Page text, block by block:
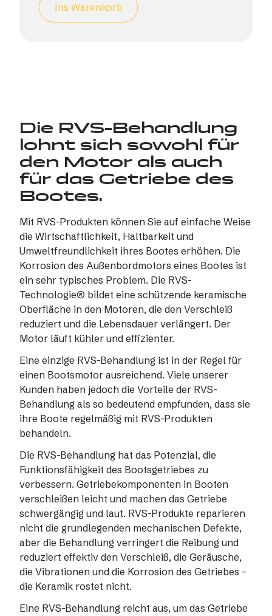
Ins Warenkorb
Die RVS-Behandlung
lohnt sich sowohl für
den Motor als auch
für das Getriebe des
Bootes.
Mit RVS-Produkten können Sie auf einfache Weise
die Wirtschaftlichkeit, Haltbarkeit und
Umweltfreundlichkeit ihres Bootes erhöhen. Die
Korrosion des Außenbordmotors eines Bootes ist
ein sehr typisches Problem. Die RVS-
Technologie® bildet eine schützende keramische
Oberfläche in den Motoren, die den Verschleiß
reduziert und die Lebensdauer verlängert. Der
Motor läuft kühler und effizienter.
Eine einzige RVS-Behandlung ist in der Regel für
einen Bootsmotor ausreichend. Viele unserer
Kunden haben jedoch die Vorteile der RVS-
Behandlung als so bedeutend empfunden, dass sie
ihre Boote regelmäßig mit RVS-Produkten
behandeln.
Die RVS-Behandlung hat das Potenzial, die
Funktionsfähigkeit des Bootsgetriebes zu
verbessern. Getriebekomponenten in Booten
verschleißen leicht und machen das Getriebe
schwergängig und laut. RVS-Produkte reparieren
nicht die grundlegenden mechanischen Defekte,
aber die Behandlung verringert die Reibung und
reduziert effektiv den Verschleiß, die Geräusche,
die Vibrationen und die Korrosion des Getriebes –
die Keramik rostet nicht.
Eine RVS-Behandlung reicht aus, um das Getriebe